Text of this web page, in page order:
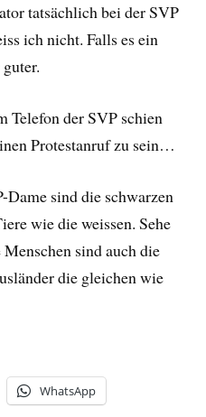
tatsächlich bei der SVP
ich nicht. Falls es ein
Telefon der SVP schien
Protestanruf zu sein…
sind die schwarzen
wie die weissen. Sehe
sind auch die
die gleichen wie
WhatsApp